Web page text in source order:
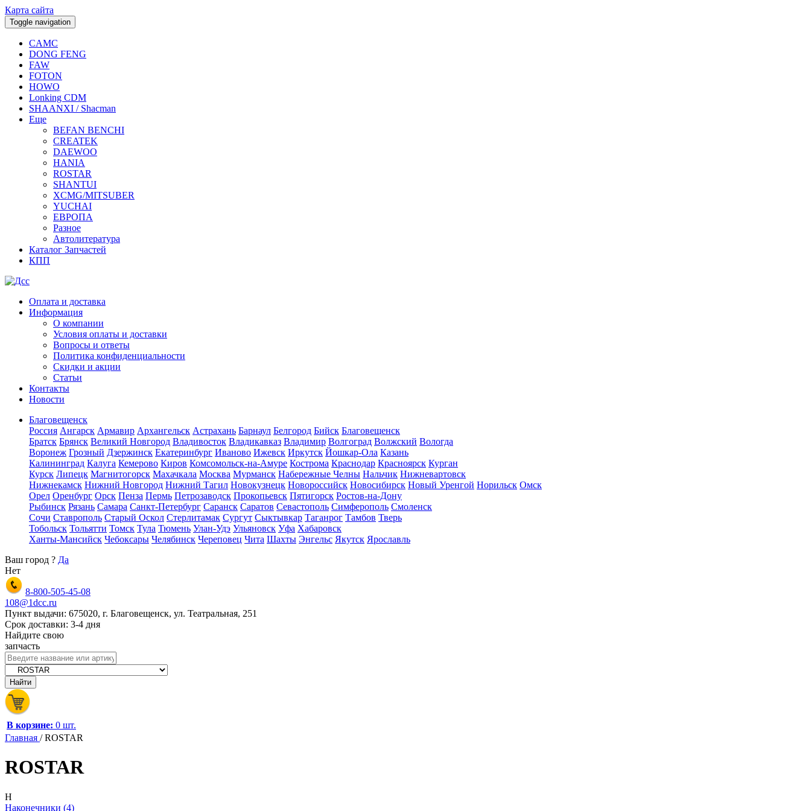
Карта сайта
Toggle navigation
CAMC
DONG FENG
FAW
FOTON
HOWO
Lonking CDM
SHAANXI / Shacman
Еще
BEFAN BENCHI
CREATEK
DAEWOO
HANIA
ROSTAR
SHANTUI
XCMG/MITSUBER
YUCHAI
ЕВРОПА
Разное
Aвтолитература
Каталог Запчастей
КПП
Оплата и доставка
Информация
О компании
Условия оплаты и доставки
Вопросы и ответы
Политика конфиденциальности
Скидки и акции
Статьи
Контакты
Новости
Благовещенск
Россия Ангарск Армавир Архангельск Астрахань Барнаул Белгород Бийск Благовещенск
Братск Брянск Великий Новгород Владивосток Владикавказ Владимир Волгоград Волжский Вологда
Воронеж Грозный Дзержинск Екатеринбург Иваново Ижевск Иркутск Йошкар-Ола Казань
Калининград Калуга Кемерово Киров Комсомольск-на-Амуре Кострома Краснодар Красноярск Курган
Курск Липецк Магнитогорск Махачкала Москва Мурманск Набережные Челны Нальчик Нижневартовск
Нижнекамск Нижний Новгород Нижний Тагил Новокузнецк Новороссийск Новосибирск Новый Уренгой Норильск Омск
Орел Оренбург Орск Пенза Пермь Петрозаводск Прокопьевск Пятигорск Ростов-на-Дону
Рыбинск Рязань Самара Санкт-Петербург Саранск Саратов Севастополь Симферополь Смоленск
Сочи Ставрополь Старый Оскол Стерлитамак Сургут Сыктывкар Таганрог Тамбов Тверь
Тобольск Тольятти Томск Тула Тюмень Улан-Удэ Ульяновск Уфа Хабаровск
Ханты-Мансийск Чебоксары Челябинск Череповец Чита Шахты Энгельс Якутск Ярославль
Ваш город ? Да
Нет
8-800-505-45-08
108@1dcc.ru
Пункт выдачи: 675020, г. Благовещенск, ул. Театральная, 251
Срок доставки: 3-4 дня
Найдите свою
запчасть
В корзине: 0 шт.
Главная /ROSTAR
ROSTAR
Н
Наконечники (4)